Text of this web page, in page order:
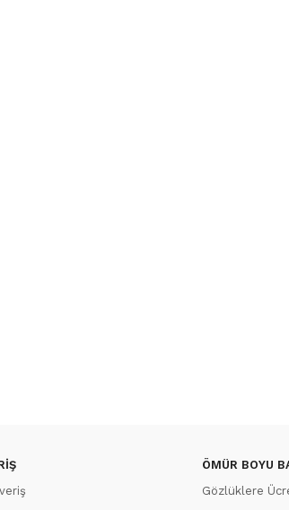
ÖMÜR BOYU
Gözlüklere